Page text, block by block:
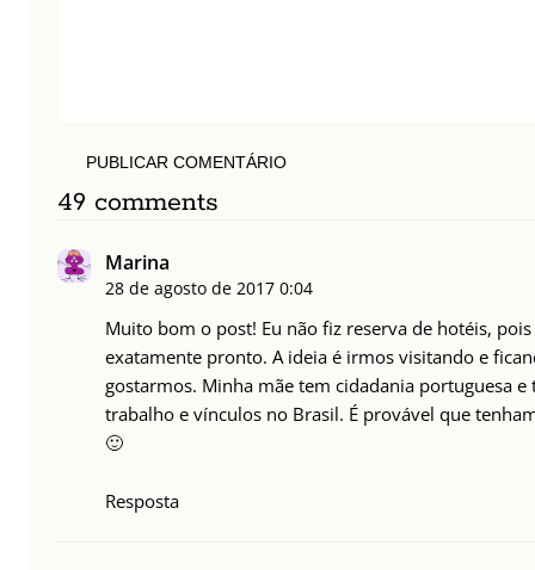
PUBLICAR COMENTÁRIO
49 comments
Marina
28 de agosto de 2017 0:04
Muito bom o post! Eu não fiz reserva de hotéis,
exatamente pronto. A ideia é irmos visitando e
gostarmos. Minha mãe tem cidadania portuguesa
trabalho e vínculos no Brasil. É provável que
🙂
Resposta